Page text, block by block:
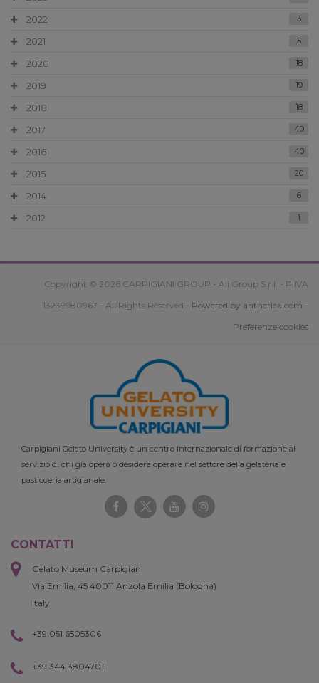
2022 3
2021 5
2020 18
2019 19
2018 18
2017 40
2016 40
2015 20
2014 6
2012 1
Copyright © 2026 CARPIGIANI GROUP - Ali Group S.r.l. - P.IVA
13239980967 - All Rights Reserved - Powered by antherica.com -
Preferenze cookies
Carpigiani Gelato University è un centro internazionale di formazione al
servizio di chi già opera o desidera operare nel settore della gelateria e
pasticceria artigianale.
CONTATTI
Gelato Museum Carpigiani
Via Emilia, 45 40011 Anzola Emilia (Bologna)
Italy
+39 051 6505306
+39 344 3804701